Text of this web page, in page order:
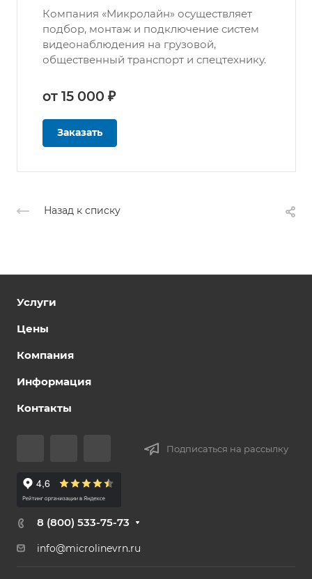
Компания «Микролайн» осуществляет
подбор, монтаж и подключение систем
видеонаблюдения на грузовой,
общественный транспорт и спецтехнику.
от 15 000 ₽
Заказать
Назад к списку
Услуги
Цены
Компания
Информация
Контакты
Подписаться на рассылку
8 (800) 533-75-73
info@microlinevrn.ru